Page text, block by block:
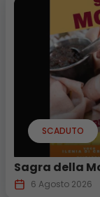
SCADUTO
Sagra della
6 Agosto 2026